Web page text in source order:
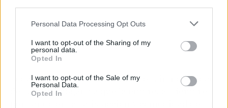
Personal Data Processing Opt Outs
I want to opt-out of the Sharing of my
personal data.
Opted In
I want to opt-out of the Sale of my
Personal Data.
Opted In
Todas esas rutas son alcanzables sin necesidad
de salir del hogar, ya que la empresa, siempre